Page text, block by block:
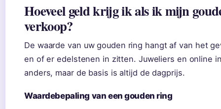
Hoeveel geld krijg ik als ik mijn
verkoop?
De waarde van uw gouden ring hangt af van het
en of er edelstenen in zitten. Juweliers en online
anders, maar de basis is altijd de dagprijs.
Waardebepaling van een gouden ring